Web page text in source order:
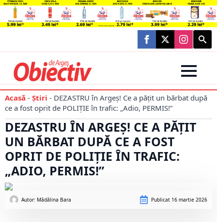
Search
for:
Acasă - Știri - DEZASTRU în Argeș! Ce a pățit un bărbat după
ce a fost oprit de POLIȚIE în trafic: „Adio, PERMIS!”
DEZASTRU ÎN ARGEȘ! CE A PĂȚIT
UN BĂRBAT DUPĂ CE A FOST
OPRIT DE POLIȚIE ÎN TRAFIC:
„ADIO, PERMIS!”
Autor: Mădălina Bara Publicat 16 martie 2026